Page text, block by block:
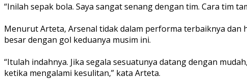
“Inilah sepak bola. Saya sangat senang dengan tim. Cara tim
Menurut Arteta, Arsenal tidak dalam performa terbaiknya dan
besar dengan gol keduanya musim ini.
“Itulah indahnya. Jika segala sesuatunya datang dengan
ketika mengalami kesulitan,” kata Arteta.